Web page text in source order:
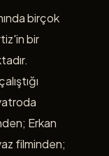
birçok
bir
Erkan
filminden;